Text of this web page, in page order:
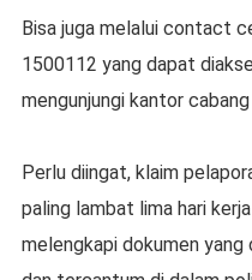
Bisa juga melalui contact
1500112 yang dapat
mengunjungi kantor
Perlu diingat, klaim
paling lambat lima hari
melengkapi dokumen